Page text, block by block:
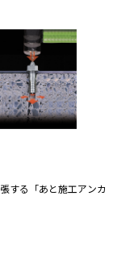
する「あと施工アンカ